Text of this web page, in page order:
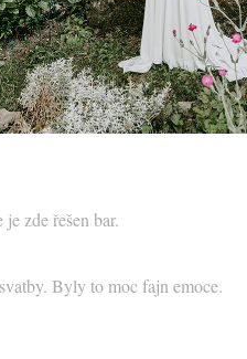
zde řešen bar.
Byly to moc fajn emoce.